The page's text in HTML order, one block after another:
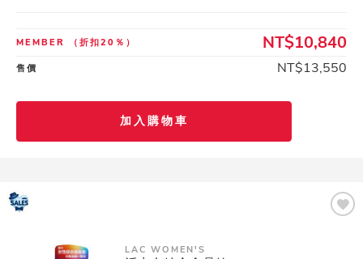
MEMBER （折扣20％） NT$10,840
售價 NT$13,550
加入購物車
LAC WOMEN'S